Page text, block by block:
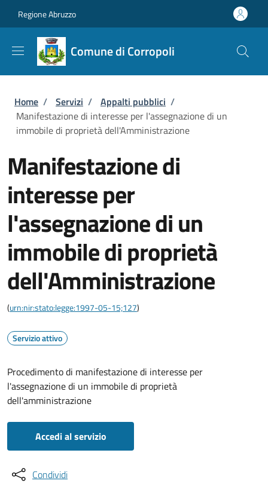
Regione Abruzzo
Comune di Corropoli
Briciole di pane
Home / Servizi / Appalti pubblici /
Manifestazione di interesse per l'assegnazione di un
immobile di proprietà dell'Amministrazione
Manifestazione di
interesse per
l'assegnazione di un
immobile di proprietà
dell'Amministrazione
(urn:nir:stato:legge:1997-05-15;127)
Servizio attivo
Procedimento di manifestazione di interesse per
l'assegnazione di un immobile di proprietà
dell'amministrazione
Accedi al servizio
Condividi